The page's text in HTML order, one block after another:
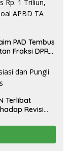
PAD Tembus
Fraksi DPRD
Terlibat
Revisi